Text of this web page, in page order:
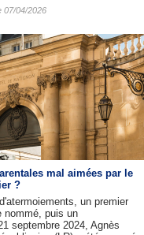
07/04/2026
mal aimées par le
?
un premier
nommé, puis un
septembre 2024, Agnès